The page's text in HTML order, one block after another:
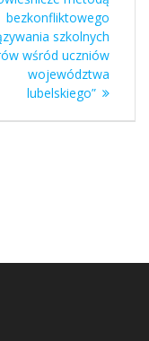
bezkonfliktowego
szkolnych
wśród uczniów
województwa
lubelskiego”